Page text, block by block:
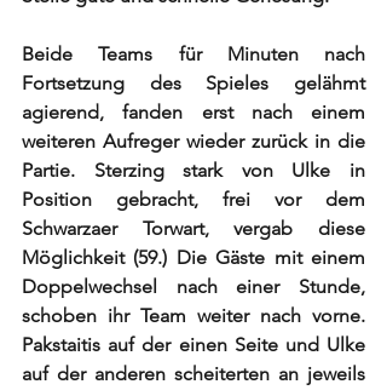
Beide Teams für Minuten nach
Fortsetzung des Spieles gelähmt
agierend, fanden erst nach einem
weiteren Aufreger wieder zurück in die
Partie. Sterzing stark von Ulke in
Position gebracht, frei vor dem
Schwarzaer Torwart, vergab diese
Möglichkeit (59.) Die Gäste mit einem
Doppelwechsel nach einer Stunde,
schoben ihr Team weiter nach vorne.
Pakstaitis auf der einen Seite und Ulke
auf der anderen scheiterten an jeweils